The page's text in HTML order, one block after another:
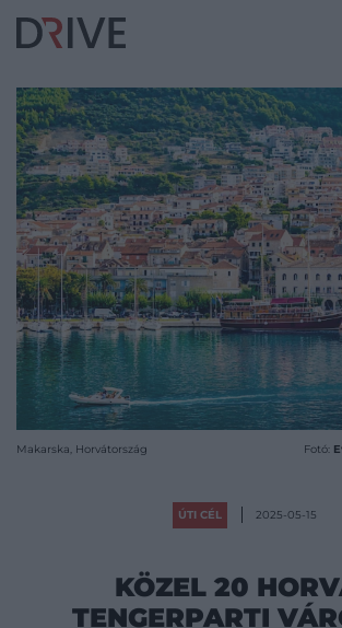
Makarska, Horvátország Fotó:
ÚTI CÉL 2025-05-15
KÖZEL 20
TENGERPARTI